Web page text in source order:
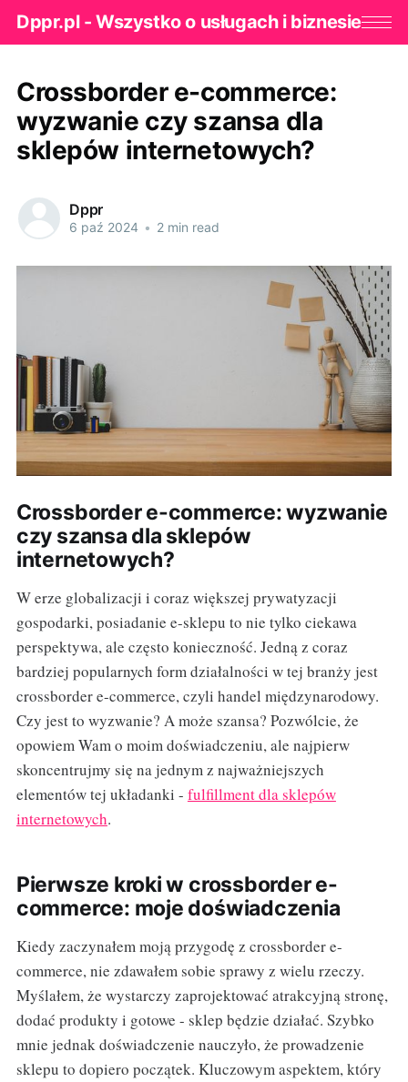
Dppr.pl - Wszystko o usługach i biznesie
Crossborder e-commerce:
wyzwanie czy szansa dla
sklepów internetowych?
Dppr
6 paź 2024 • 2 min read
Crossborder e-commerce: wyzwanie
czy szansa dla sklepów
internetowych?
W erze globalizacji i coraz większej prywatyzacji
gospodarki, posiadanie e-sklepu to nie tylko ciekawa
perspektywa, ale często konieczność. Jedną z coraz
bardziej popularnych form działalności w tej branży jest
crossborder e-commerce, czyli handel międzynarodowy.
Czy jest to wyzwanie? A może szansa? Pozwólcie, że
opowiem Wam o moim doświadczeniu, ale najpierw
skoncentrujmy się na jednym z najważniejszych
elementów tej układanki - fulfillment dla sklepów
internetowych.
Pierwsze kroki w crossborder e-
commerce: moje doświadczenia
Kiedy zaczynałem moją przygodę z crossborder e-
commerce, nie zdawałem sobie sprawy z wielu rzeczy.
Myślałem, że wystarczy zaprojektować atrakcyjną stronę,
dodać produkty i gotowe - sklep będzie działać. Szybko
mnie jednak doświadczenie nauczyło, że prowadzenie
sklepu to dopiero początek. Kluczowym aspektem, który